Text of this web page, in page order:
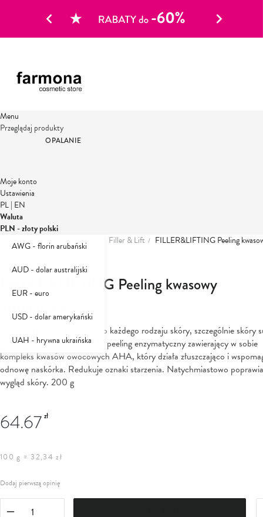
Menu
Przeglądaj produkty
OPALANIE
Moje konto
Ustawienia
PL| EN
Waluta
PLN - złoty polski
AWG - florin arubański
AUD - dolar australijski
EUR - euro
USD - dolar amerykański
UAH - hrywna ukraińska
Strona główna Profesjonalne Filler & Lift FILLER&LIFTING Peeling
Farmona Professional
FILLER&LIFTING Peeling kwasowy
Kwasowy peeling polecany do każdego rodzaju skóry, szczególnie skóry
wiotkiej, mało elastycznej. To peeling enzymatyczny zawierający w sobie
kompleks kwasów owocowych AHA, który działa złuszczająco i
odnowę naskórka. Redukuje oznaki starzenia. Natychmiastowo poprawia
wygląd skóry. 200 g
64.67 zł
100 g = 32,34 zł
Dodaj pierwszą opinię